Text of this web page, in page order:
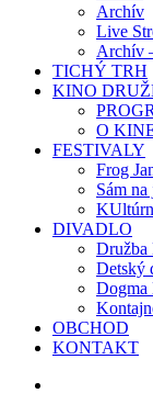
Archív
Live
Archív
TICHÝ TRH
KINO
O
FESTIVALY
Frog
Sám
DIVADLO
Družba
Detský
Dogma
OBCHOD
KONTAKT